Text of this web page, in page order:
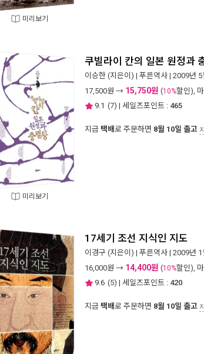
미리보기
미리보기
쿠빌라이 칸의 일본 원정과
이승한 (지은이) | 푸른역사 | 2009년 5
17,500원 → 15,750원 (10%할인),
9.1 (7) | 세일즈포인트 : 465
지금 택배로 주문하면 8월 10일 출고
17세기 조선 지식인 지도
이경구 (지은이) | 푸른역사 | 2009년 1
16,000원 → 14,400원 (10%할인),
9.6 (5) | 세일즈포인트 : 420
지금 택배로 주문하면 8월 10일 출고